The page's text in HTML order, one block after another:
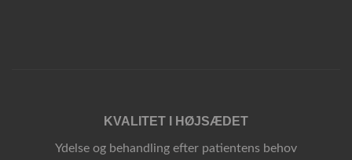
KVALITET I HØJSÆDET
Ydelse og behandling efter patientens behov